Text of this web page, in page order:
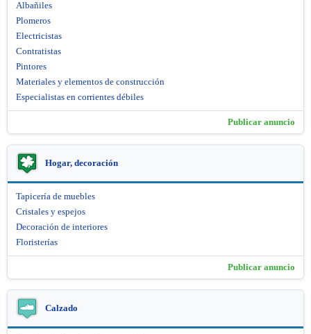
Albañiles
Plomeros
Electricistas
Contratistas
Pintores
Materiales y elementos de construcción
Especialistas en corrientes débiles
Publicar anuncio
Hogar, decoración
Tapicería de muebles
Cristales y espejos
Decoración de interiores
Floristerías
Publicar anuncio
Calzado